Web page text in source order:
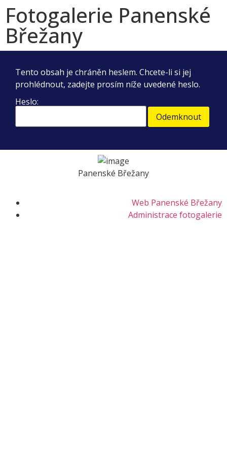
Fotogalerie Panenské
Břežany
Tento obsah je chráněn heslem. Chcete-li si jej
prohlédnout, zadejte prosím níže uvedené heslo.
Heslo:
Panenské Břežany
Web Panenské Břežany
Administrace fotogalerie